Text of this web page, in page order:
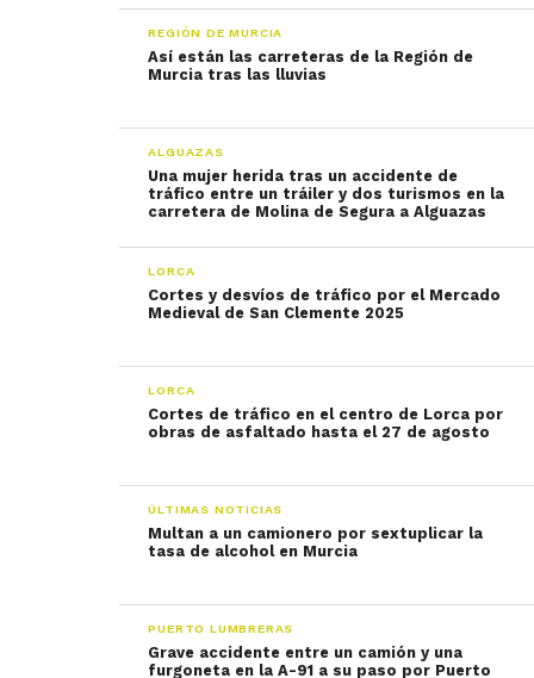
REGIÓN DE MURCIA
Así están las carreteras de la Región de
Murcia tras las lluvias
ALGUAZAS
Una mujer herida tras un accidente de
tráfico entre un tráiler y dos turismos en la
carretera de Molina de Segura a Alguazas
LORCA
Cortes y desvíos de tráfico por el Mercado
Medieval de San Clemente 2025
LORCA
Cortes de tráfico en el centro de Lorca por
obras de asfaltado hasta el 27 de agosto
ÚLTIMAS NOTICIAS
Multan a un camionero por sextuplicar la
tasa de alcohol en Murcia
PUERTO LUMBRERAS
Grave accidente entre un camión y una
furgoneta en la A-91 a su paso por Puerto